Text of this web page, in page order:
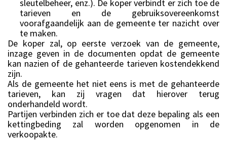
sleutelbeheer, enz.). De koper verbindt er zich toe de
tarieven en de gebruiksovereenkomst
voorafgaandelijk aan de gemeente ter nazicht over
te maken.
De koper zal, op eerste verzoek van de gemeente,
inzage geven in de documenten opdat de gemeente
kan nazien of de gehanteerde tarieven kostendekkend
zijn.
Als de gemeente het niet eens is met de gehanteerde
tarieven, kan zij vragen dat hierover terug
onderhandeld wordt.
Partijen verbinden zich er toe dat deze bepaling als een
kettingbeding zal worden opgenomen in de
verkoopakte.